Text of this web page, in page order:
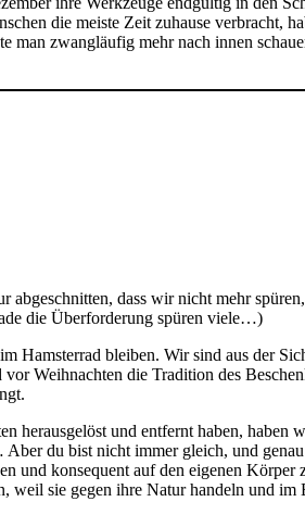
die meiste Zeit zuhause verbracht,
man zwangläufig mehr nach innen
dass wir nicht mehr
die Überforderung spüren viele…)
Hamsterrad bleiben. Wir sind aus der
Weihnachten die Tradition des
herausgelöst und entfernt haben, haben
du bist nicht immer gleich, und
und konsequent auf den eigenen Körper
weil sie gegen ihre Natur handeln und im